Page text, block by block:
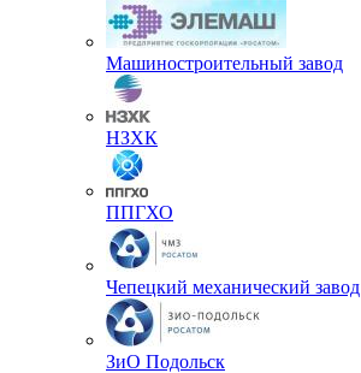
Машиностроительный завод
НЗХК
ППГХО
Чепецкий механический завод
ЗиО Подольск